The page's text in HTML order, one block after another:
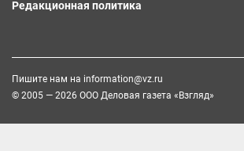
Редакционная политика
Пишите нам на information@vz.ru
© 2005 — 2026 ООО Деловая газета «Взгляд»